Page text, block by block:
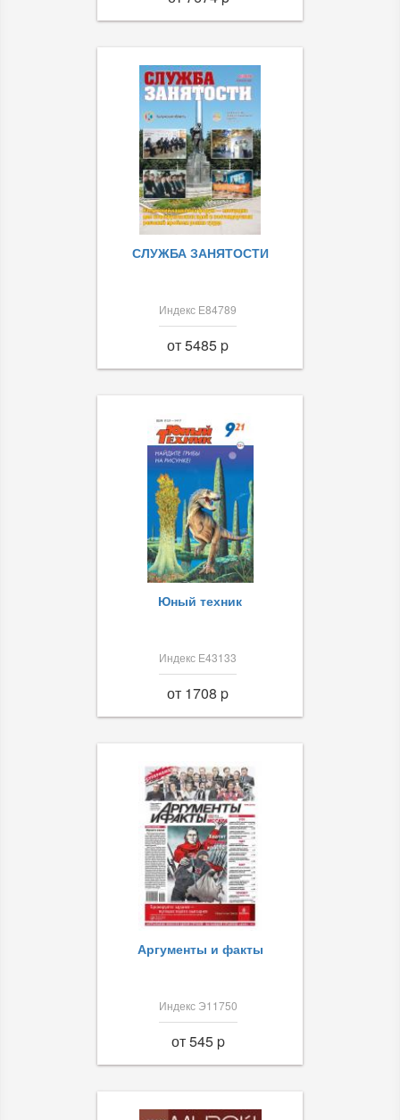
СЛУЖБА ЗАНЯТОСТИ
Индекс Е84789
от 5485 p
Юный техник
Индекс Е43133
от 1708 p
Аргументы и факты
Индекс Э11750
от 545 p